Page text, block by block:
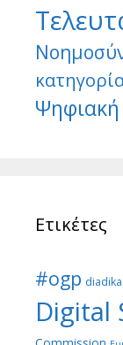
Ψηφιακή
Ετικέτες
#ogp
Digital